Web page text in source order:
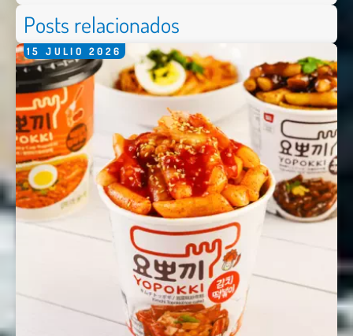
Posts relacionados
15 JULIO 2026
Nombre *
Email *
Comentario *